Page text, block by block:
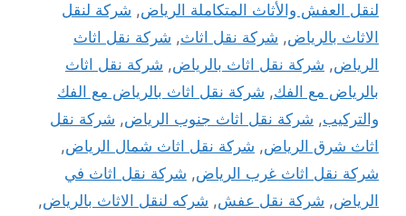
لنقل العفش والأثاث المتكاملة الرياض, شركة لنقل
الاثاث بالرياض, شركة نقل اثاث, شركة نقل اثاث
الرياض, شركة نقل اثاث بالرياض, شركة نقل اثاث
بالرياض مع الفك, شركة نقل اثاث بالرياض مع الفك
والتركيب, شركة نقل اثاث جنوب الرياض, شركة نقل
اثاث شرق الرياض, شركة نقل اثاث شمال الرياض,
شركة نقل اثاث غرب الرياض, شركة نقل اثاث في
الرياض, شركة نقل عفش, شركه لنقل الاثاث بالرياض,